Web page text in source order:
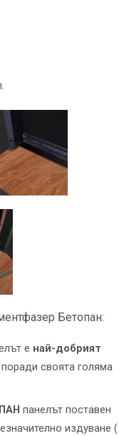
Бетопан:
е най-добрият
поради своята голяма
панелът поставен
издуване (